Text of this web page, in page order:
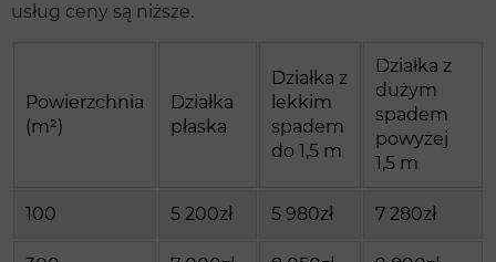
usług ceny są niższe.
Powierzchnia
(m²)
Działka
płaska
Działka z
lekkim
spadem
do 1,5 m
Działka z
dużym
spadem
powyżej
1,5 m
100 5 200zł 5 980zł 7 280zł